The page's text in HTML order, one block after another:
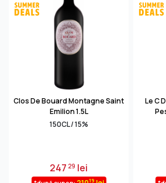
Clos De Bouard Montagne Saint
Emilion 1.5L
150CL / 15%
247 29 lei
19
Le C